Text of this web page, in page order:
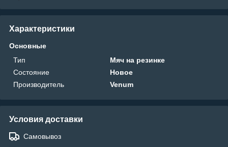
Характеристики
Основные
Тип
Мяч на резинке
Состояние
Новое
Производитель
Venum
Условия доставки
Самовывоз